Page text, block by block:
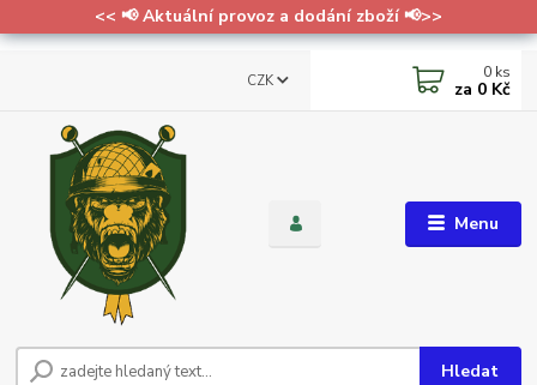
<< 📢 Aktuální provoz a dodání zboží 📢>>
Menu
CZK
Hledat
0 ks
za 0 Kč